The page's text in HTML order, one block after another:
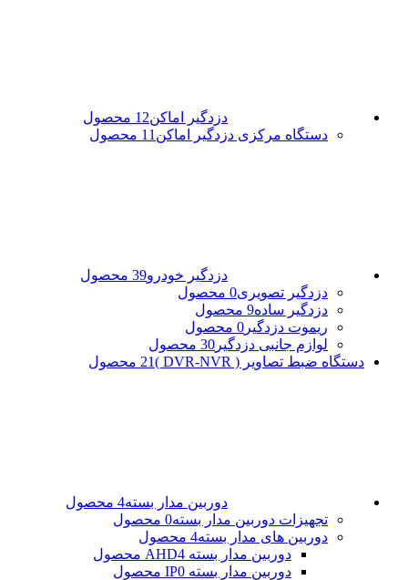
دزدگیر اماکن12 محصول
دستگاه مرکزی دزدگیر اماکن 11 محصول
دزدگیر خودرو39 محصول
دزدگیر تصویری0 محصول
دزدگیر ساده9 محصول
ریموت دزدگیر 0 محصول
لوازم جانبی دزدگیر 30 محصول
دستگاه ضبط تصاویر ( DVR-NVR )
21 محصول
دوربین مدار بسته4 محصول
تجهیزات دوربین مدار بسته0 محصول
دوربین های مدار بسته4 محصول
دوربین مدار بسته AHD 4 محصول
دوربین مدار بسته IP 0 محصول